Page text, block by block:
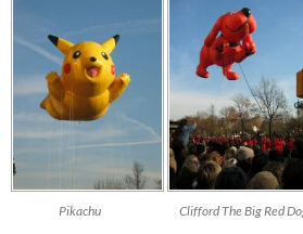
Pikachu Clifford The Big Red